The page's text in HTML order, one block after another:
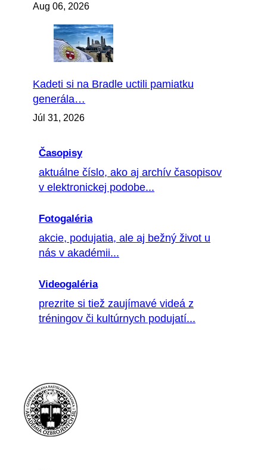
Aug 06, 2026
Kadeti si na Bradle uctili pamiatku
generála…
Júl 31, 2026
Časopisy
aktuálne číslo, ako aj archív časopisov
v elektronickej podobe...
Fotogaléria
akcie, podujatia, ale aj bežný život u
nás v akadémii...
Videogaléria
prezrite si tiež zaujímavé videá z
tréningov či kultúrnych podujatí...